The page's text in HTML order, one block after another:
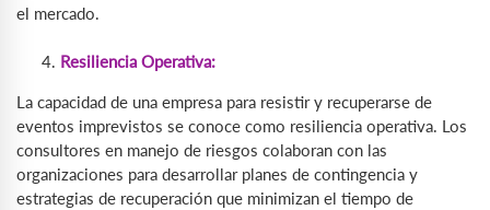
el mercado.
Resiliencia Operativa:
La capacidad de una empresa para resistir y recuperarse de
eventos imprevistos se conoce como resiliencia operativa. Los
consultores en manejo de riesgos colaboran con las
organizaciones para desarrollar planes de contingencia y
estrategias de recuperación que minimizan el tiempo de